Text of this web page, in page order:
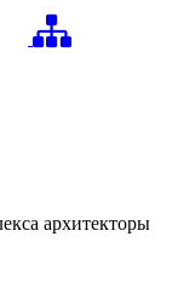
архитекторы